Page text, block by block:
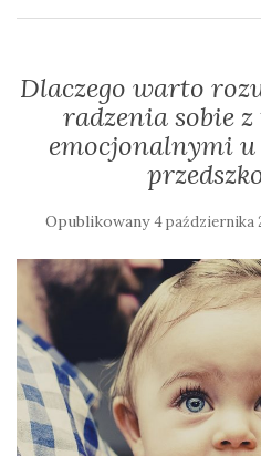
Dlaczego warto
radzenia sobie
emocjonalnymi
Opublikowany4 października